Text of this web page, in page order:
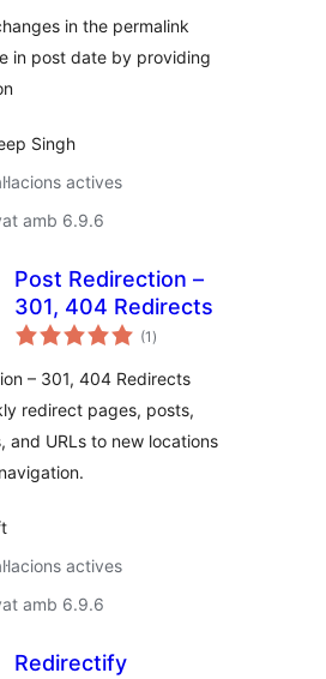
in the permalink
in post date by providing
Singh
actives
amb 6.9.6
Post Redirection –
301, 404 Redirects
(1 puntuacions
totals
)
– 301, 404 Redirects
redirect pages, posts,
and URLs to new locations
actives
amb 6.9.6
Redirectify